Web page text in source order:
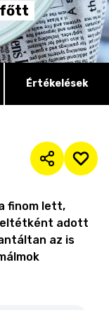
főtt
Értékelések
finom lett,
adott
az is